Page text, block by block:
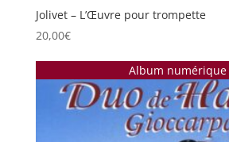
Jolivet – L’Œuvre pour trompette
20,00€
Album numérique